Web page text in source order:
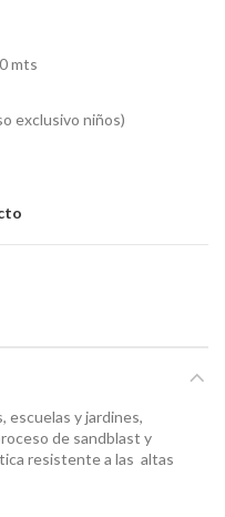
mts
exclusivo niños)
escuelas y jardines,
de sandblast y
resistente a las altas